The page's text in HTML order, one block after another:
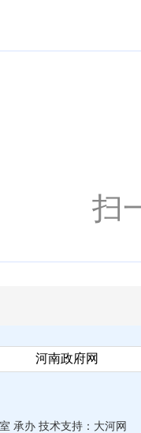
扫
河南政府网
承办 技术支持： 大河网